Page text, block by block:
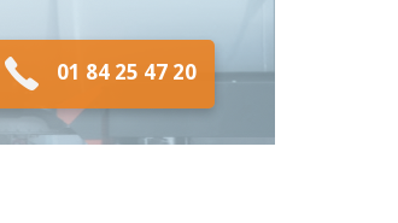
01 84 25 47 20